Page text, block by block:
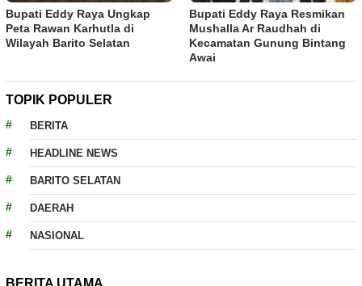
Bupati Eddy Raya Ungkap
Peta Rawan Karhutla di
Wilayah Barito Selatan
Bupati Eddy Raya Resmikan
Mushalla Ar Raudhah di
Kecamatan Gunung Bintang
Awai
TOPIK POPULER
BERITA
HEADLINE NEWS
BARITO SELATAN
DAERAH
NASIONAL
BERITA UTAMA